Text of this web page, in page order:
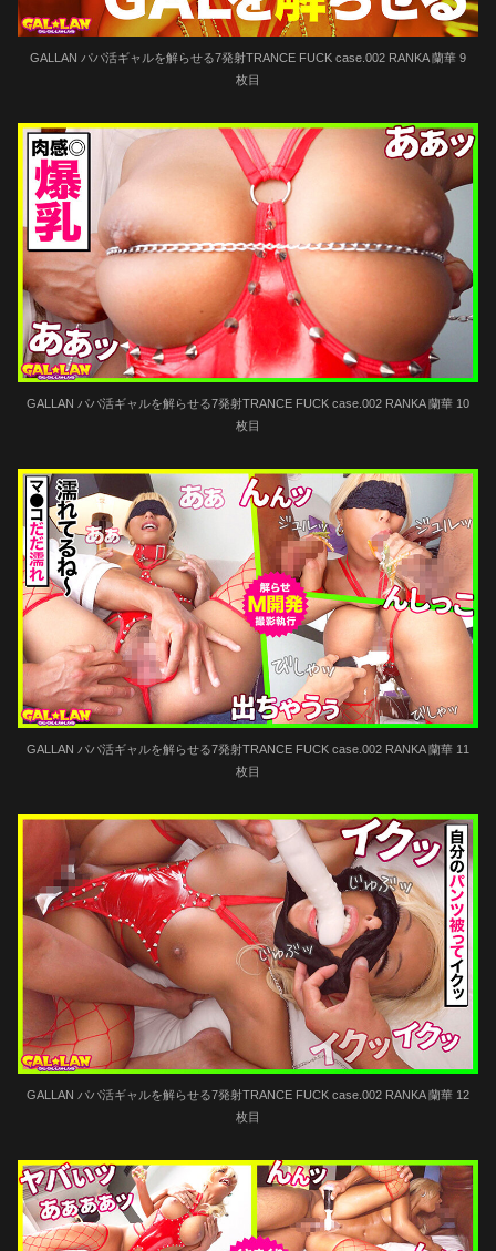
GALLAN パパ活ギャルを解らせる7発射TRANCE FUCK case.002 RANKA 蘭華 9
枚目
GALLAN パパ活ギャルを解らせる7発射TRANCE FUCK case.002 RANKA 蘭華 10
枚目
GALLAN パパ活ギャルを解らせる7発射TRANCE FUCK case.002 RANKA 蘭華 11
枚目
GALLAN パパ活ギャルを解らせる7発射TRANCE FUCK case.002 RANKA 蘭華 12
枚目